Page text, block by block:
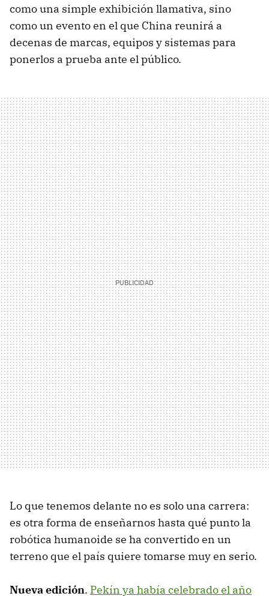
como una simple exhibición llamativa, sino
como un evento en el que China reunirá a
decenas de marcas, equipos y sistemas para
ponerlos a prueba ante el público.
Lo que tenemos delante no es solo una carrera:
es otra forma de enseñarnos hasta qué punto la
robótica humanoide se ha convertido en un
terreno que el país quiere tomarse muy en serio.
Nueva edición. Pekín ya había celebrado el año